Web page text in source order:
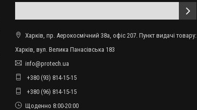
Харків, пр. Аерокосмічний 38а, офіс 207. Пункт видачі товару:
Харків, вул. Велика Панасівська 183
info@protech.ua
+380 (93) 814-15-15
+380 (96) 814-15-15
Щоденно 8:00-20:00